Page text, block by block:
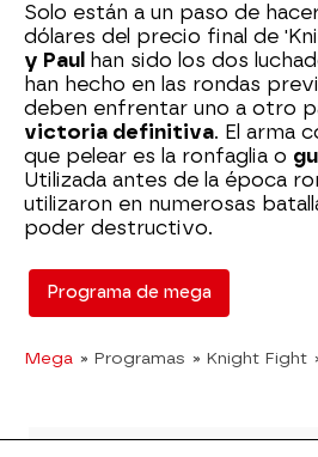
Solo están a un paso de
dólares del precio final de
y Paul han sido los dos
han hecho en las rondas
deben enfrentar uno a otro
victoria definitiva. El arma
que pelear es la ronfaglia o
Utilizada antes de la época
utilizaron en numerosas
poder destructivo.
Programa de mega
Mega » Programas » Knight Fight